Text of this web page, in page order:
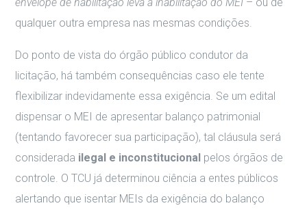
qualquer outra empresa nas mesmas condições.
Do ponto de vista do órgão público condutor da
licitação, há também consequências caso ele tente
flexibilizar indevidamente essa exigência. Se um edital
dispensar o MEI de apresentar balanço patrimonial
(tentando favorecer sua participação), tal cláusula será
considerada ilegal e inconstitucional pelos órgãos de
controle. O TCU já determinou ciência a entes públicos
alertando que isentar MEIs da exigência do balanço